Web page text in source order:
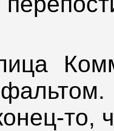
то,